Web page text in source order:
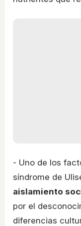
- Uno de los
síndrome de
aislamiento
por el
diferencias